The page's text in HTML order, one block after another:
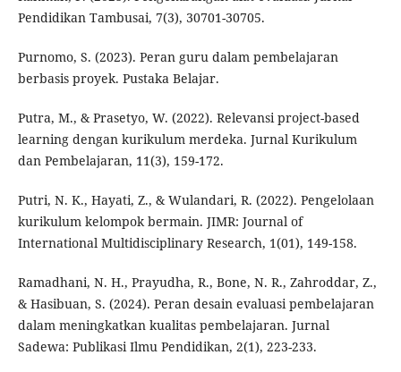
Pendidikan Tambusai, 7(3), 30701-30705.
Purnomo, S. (2023). Peran guru dalam pembelajaran
berbasis proyek. Pustaka Belajar.
Putra, M., & Prasetyo, W. (2022). Relevansi project-based
learning dengan kurikulum merdeka. Jurnal Kurikulum
dan Pembelajaran, 11(3), 159-172.
Putri, N. K., Hayati, Z., & Wulandari, R. (2022). Pengelolaan
kurikulum kelompok bermain. JIMR: Journal of
International Multidisciplinary Research, 1(01), 149-158.
Ramadhani, N. H., Prayudha, R., Bone, N. R., Zahroddar, Z.,
& Hasibuan, S. (2024). Peran desain evaluasi pembelajaran
dalam meningkatkan kualitas pembelajaran. Jurnal
Sadewa: Publikasi Ilmu Pendidikan, 2(1), 223-233.